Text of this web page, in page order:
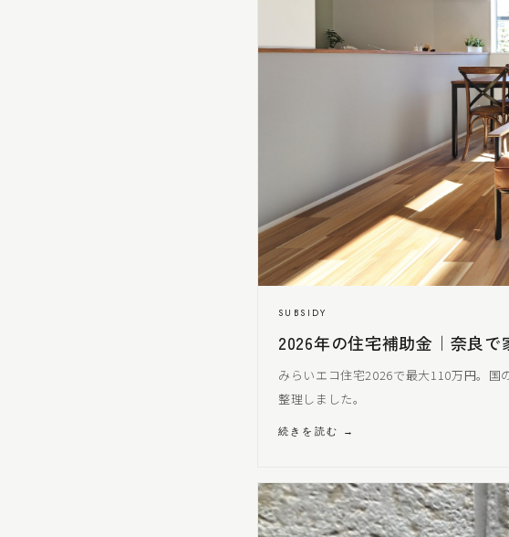
SUBSIDY
2026年の住宅補助金｜奈良
みらいエコ住宅2026で最大110万円。国
整理しました。
続きを読む →